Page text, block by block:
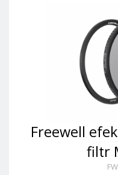
Freewell
filtr